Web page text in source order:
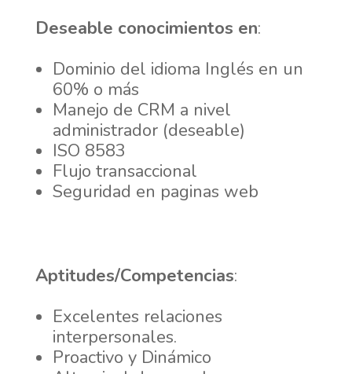
Deseable conocimientos en:
Dominio del idioma Inglés en un
60% o más
Manejo de CRM a nivel
administrador (deseable)
ISO 8583
Flujo transaccional
Seguridad en paginas web
Aptitudes/Competencias:
Excelentes relaciones
interpersonales.
Proactivo y Dinámico